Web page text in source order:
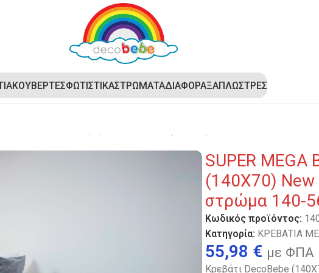
ΚΟΥΒΕΡΤΕΣΦΩΤΙΣΤΙΚΑΣΤΡΩΜΑΤΑΔΙΑΦΟΡΑΞΑΠΛΩΣΤΡΕΣ
SUPER MEGA
(140X70)
στρώμα 140-
Κωδικός προϊόντος:
Κατηγορία: ΚΡΕΒΑΤΙΑ
55,98 € με ΦΠΑ
Κρεβάτι DecoBebe